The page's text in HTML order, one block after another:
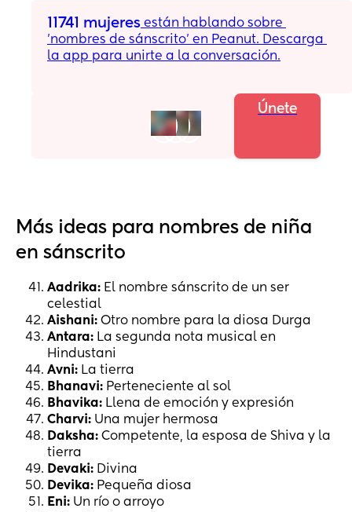
11741 mujeres
'nombres de sánscrito' en Peanut. Descarga
la app para unirte a la conversación.
Únete
Más ideas para nombres de niña
en sánscrito
Aadrika: El nombre sánscrito de un ser
celestial
Aishani: Otro nombre para la diosa Durga
Antara: La segunda nota musical en
Hindustani
Avni: La tierra
Bhanavi: Perteneciente al sol
Bhavika: Llena de emoción y expresión
Charvi: Una mujer hermosa
Daksha: Competente, la esposa de Shiva y la
tierra
Devaki: Divina
Devika: Pequeña diosa
Eni: Un río o arroyo